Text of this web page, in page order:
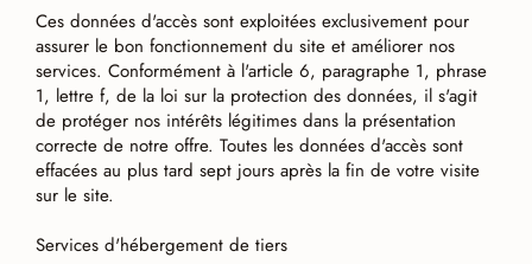
Ces données d'accès sont exploitées exclusivement pour
assurer le bon fonctionnement du site et améliorer nos
services. Conformément à l'article 6, paragraphe 1, phrase
1, lettre f, de la loi sur la protection des données, il s'agit
de protéger nos intérêts légitimes dans la présentation
correcte de notre offre. Toutes les données d'accès sont
effacées au plus tard sept jours après la fin de votre visite
sur le site.
Services d'hébergement de tiers